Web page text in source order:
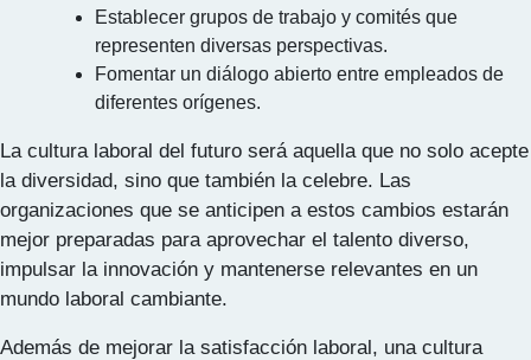
Establecer grupos de trabajo y comités que
representen diversas perspectivas.
Fomentar un diálogo abierto entre empleados de
diferentes orígenes.
La cultura laboral del futuro será aquella que no solo acepte
la diversidad, sino que también la celebre. Las
organizaciones que se anticipen a estos cambios estarán
mejor preparadas para aprovechar el talento diverso,
impulsar la innovación y mantenerse relevantes en un
mundo laboral cambiante.
Además de mejorar la satisfacción laboral, una cultura